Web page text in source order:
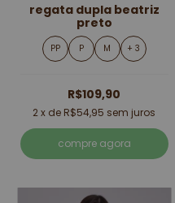
regata dupla beatriz
preto
PP P M + 3
R$109,90
2x de R$54,95 sem juros
compre agora